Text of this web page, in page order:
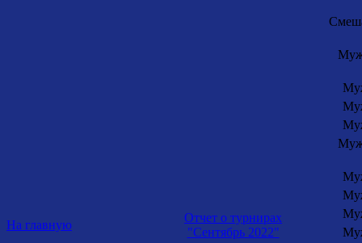
На главную
Отчет о турнирах
"Сентябрь 2022"